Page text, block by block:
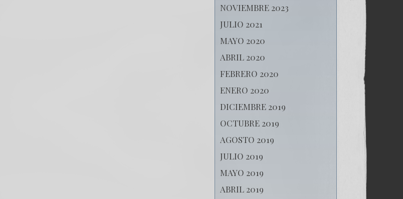
NOVIEMBRE 2023
JULIO 2021
MAYO 2020
ABRIL 2020
FEBRERO 2020
ENERO 2020
DICIEMBRE 2019
OCTUBRE 2019
AGOSTO 2019
JULIO 2019
MAYO 2019
ABRIL 2019